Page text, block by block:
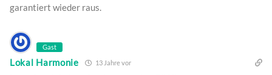
garantiert wieder raus.
Gast
Lokal Harmonie 13 Jahre vor